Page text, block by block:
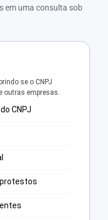
em uma consulta sob
se o CNPJ
outras empresas.
CNPJ